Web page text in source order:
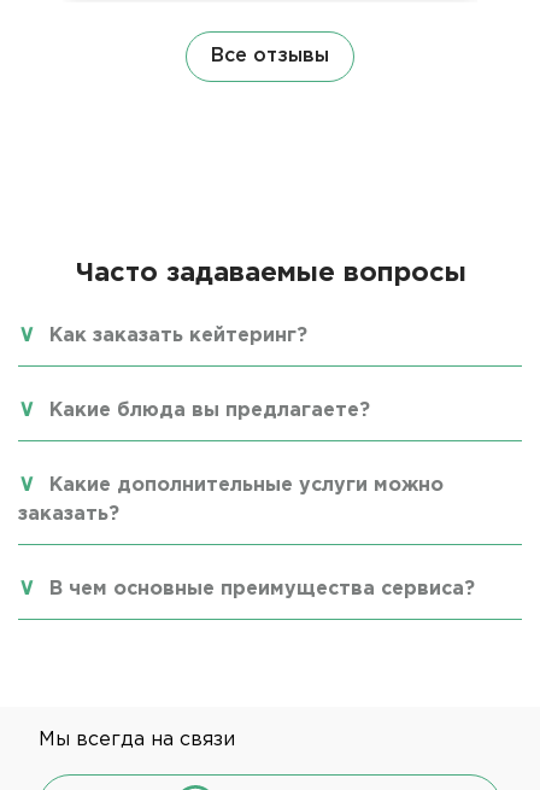
Все отзывы
Часто задаваемые вопросы
Как заказать кейтеринг?
Какие блюда вы предлагаете?
Какие дополнительные услуги можно
заказать?
В чем основные преимущества сервиса?
Мы всегда на связи